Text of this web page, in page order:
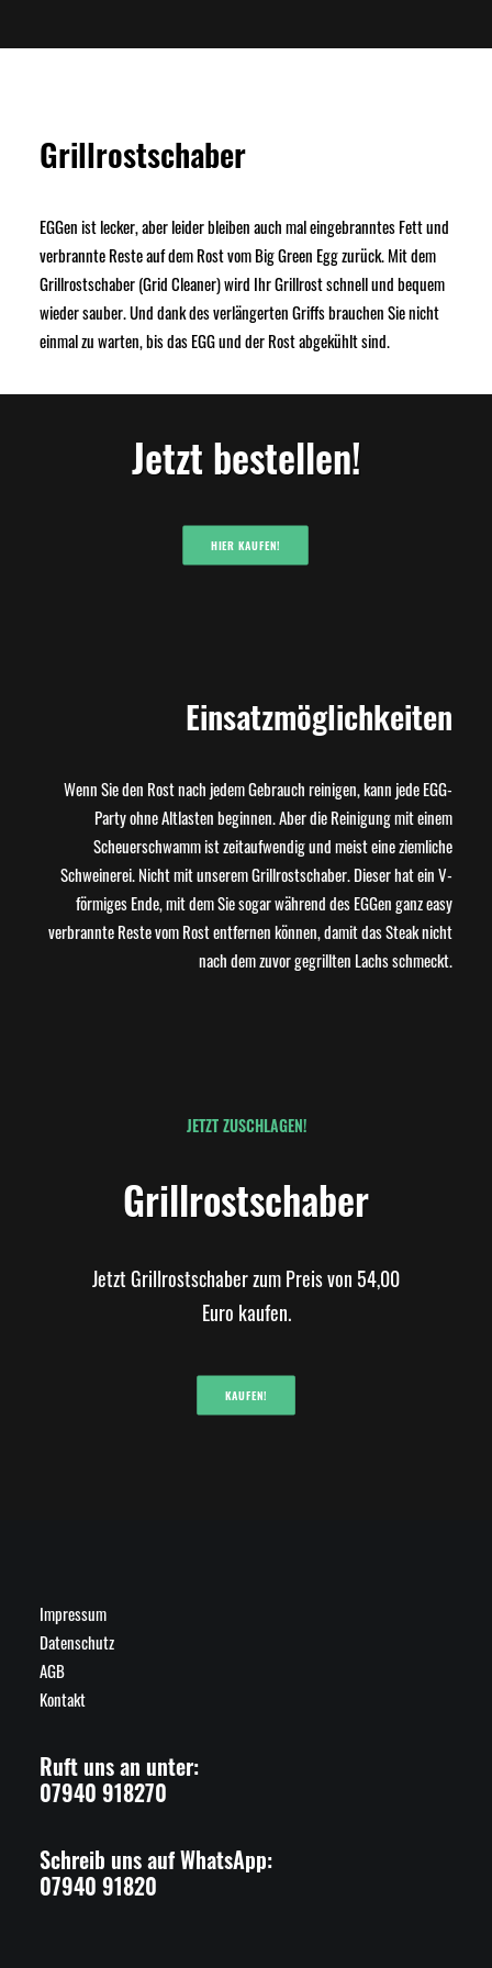
Grillrostschaber
EGGen ist lecker, aber leider bleiben auch mal eingebranntes Fett und
verbrannte Reste auf dem Rost vom Big Green Egg zurück. Mit dem
Grillrostschaber (Grid Cleaner) wird Ihr Grillrost schnell und bequem
wieder sauber. Und dank des verlängerten Griffs brauchen Sie nicht
einmal zu warten, bis das EGG und der Rost abgekühlt sind.
Jetzt bestellen!
HIER KAUFEN!
Einsatzmöglichkeiten
Wenn Sie den Rost nach jedem Gebrauch reinigen, kann jede EGG-
Party ohne Altlasten beginnen. Aber die Reinigung mit einem
Scheuerschwamm ist zeitaufwendig und meist eine ziemliche
Schweinerei. Nicht mit unserem Grillrostschaber. Dieser hat ein V-
förmiges Ende, mit dem Sie sogar während des EGGen ganz easy
verbrannte Reste vom Rost entfernen können, damit das Steak nicht
nach dem zuvor gegrillten Lachs schmeckt.
JETZT ZUSCHLAGEN!
Grillrostschaber
Jetzt Grillrostschaber zum Preis von 54,00
Euro kaufen.
KAUFEN!
Impressum
Datenschutz
AGB
Kontakt
Ruft uns an unter:
07940 918270
Schreib uns auf WhatsApp:
07940 91820